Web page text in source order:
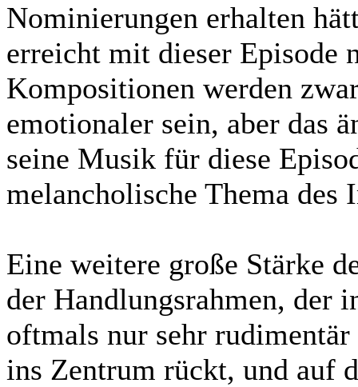
Nominierungen erhalten
erreicht mit dieser Episode
Kompositionen werden
emotionaler sein, aber das
seine Musik für diese
melancholische Thema des
Eine weitere große Stärke
der Handlungsrahmen, der
oftmals nur sehr
ins Zentrum rückt, und auf